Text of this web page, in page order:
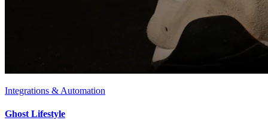
Integrations & Automation
Ghost Lifestyle